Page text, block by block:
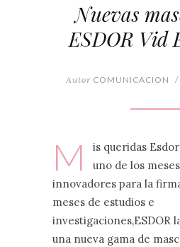
Nuevas
ESDOR Vid
AutorCOMUNICACION /
M
is queridas
uno de los
innovadores para la
meses de estudios e
investigaciones,ESDOR
una nueva gama de